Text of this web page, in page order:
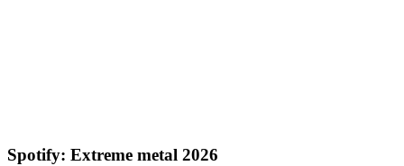
Spotify: Extreme metal 2026